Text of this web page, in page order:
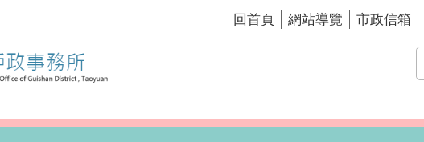
回首頁 網站導覽 市政信箱